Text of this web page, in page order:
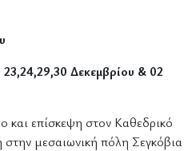
Δεκεμβρίου & 02
επίσκεψη στον Καθεδρικό
μεσαιωνική πόλη Σεγκόβια